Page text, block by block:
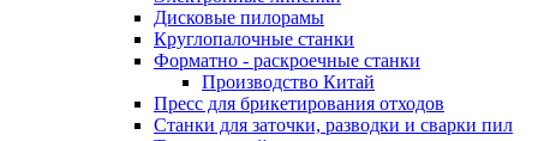
Дисковые пилорамы
Круглопалочные станки
Форматно - раскроечные станки
Производство Китай
Пресс для брикетирования отходов
Станки для заточки, разводки и сварки пил